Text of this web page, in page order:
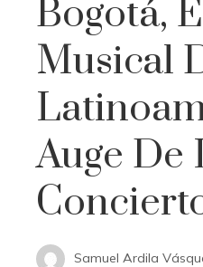
Bogotá,
Musical
Auge De
Samuel Ardila